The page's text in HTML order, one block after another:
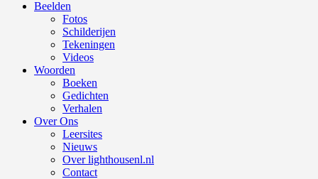
Beelden
Fotos
Schilderijen
Tekeningen
Videos
Woorden
Boeken
Gedichten
Verhalen
Over Ons
Leersites
Nieuws
Over lighthousenl.nl
Contact